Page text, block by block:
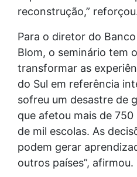
reconstrução,”
Para o diretor do
Blom, o seminário tem
transformar as
do Sul em referência
sofreu um desastre de
que afetou mais de
de mil escolas. As
podem gerar
outros países”, afirmou.